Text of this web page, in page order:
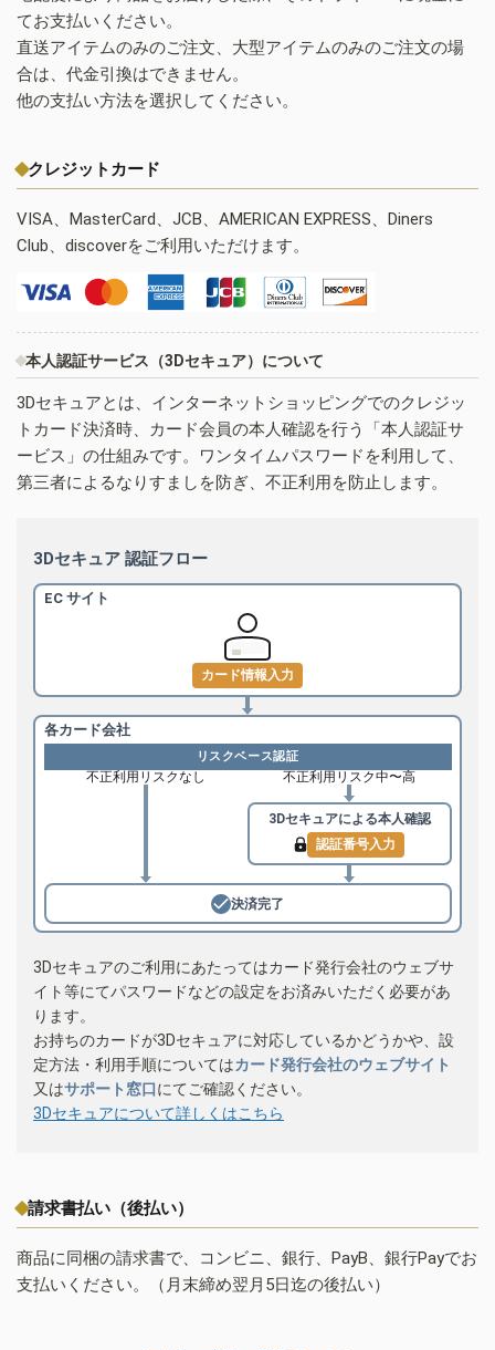
てお支払いください。
直送アイテムのみのご注文、大型アイテムのみのご注文の場
合は、代金引換はできません。
他の支払い方法を選択してください。
クレジットカード
VISA、MasterCard、JCB、AMERICAN EXPRESS、Diners
Club、discoverをご利用いただけます。
本人認証サービス（3Dセキュア）について
3Dセキュアとは、インターネットショッピングでのクレジッ
トカード決済時、カード会員の本人確認を行う「本人認証サ
ービス」の仕組みです。ワンタイムパスワードを利用して、
第三者によるなりすましを防ぎ、不正利用を防止します。
3Dセキュア 認証フロー
EC サイト
カード情報入力
各カード会社
リスクベース認証
不正利用リスクなし 不正利用リスク中〜高
3Dセキュアによる本人確認
認証番号入力
決済完了
3Dセキュアのご利用にあたってはカード発行会社のウェブサ
イト等にてパスワードなどの設定をお済みいただく必要があ
ります。
お持ちのカードが3Dセキュアに対応しているかどうかや、設
定方法・利用手順についてはカード発行会社のウェブサイト
又はサポート窓口にてご確認ください。
3Dセキュアについて詳しくはこちら
請求書払い（後払い）
商品に同梱の請求書で、コンビニ、銀行、PayB、銀行Payでお
支払いください。（月末締め翌月5日迄の後払い）